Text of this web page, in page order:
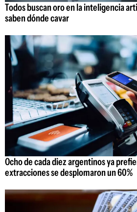
Todos buscan oro en la inteligencia
saben dónde cavar
Ocho de cada diez argentinos ya
extracciones se desplomaron un 60%